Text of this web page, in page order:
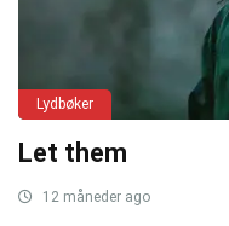
Lydbøker
Let them
12 måneder ago